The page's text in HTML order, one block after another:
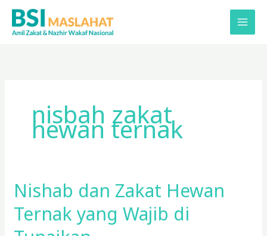
Lewati
konten
nisbah zakat
hewan ternak
Nishab dan Zakat Hewan
Ternak yang Wajib di
Nishab
dan
Zakat
Hewan